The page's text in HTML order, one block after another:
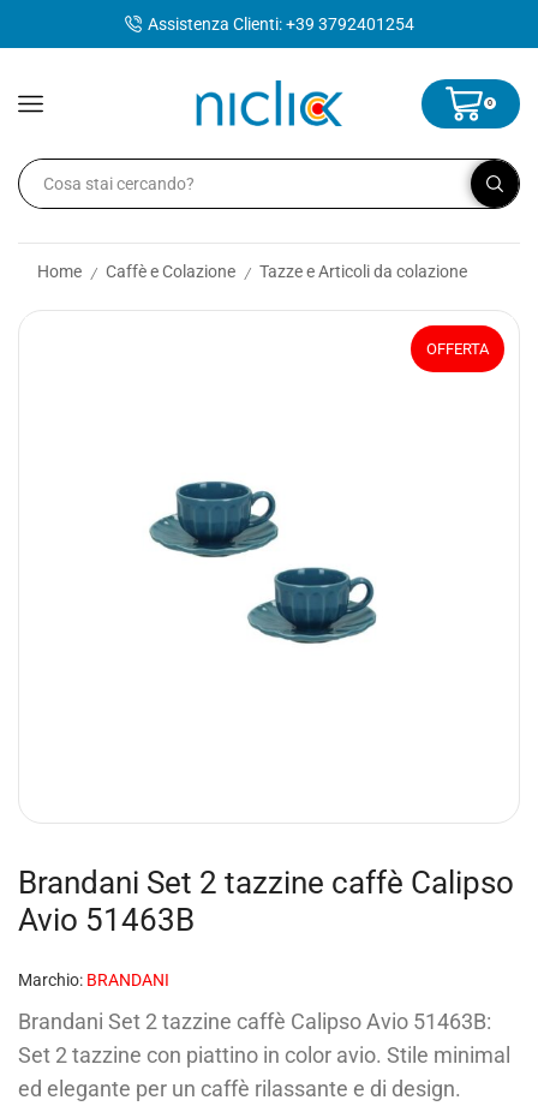
Assistenza Clienti: +39 3792401254
0
Home / Caffè e Colazione / Tazze e Articoli da colazione
OFFERTA
Brandani Set 2 tazzine caffè Calipso
Avio 51463B
Marchio: BRANDANI
Brandani Set 2 tazzine caffè Calipso Avio 51463B:
Set 2 tazzine con piattino in color avio. Stile minimal
ed elegante per un caffè rilassante e di design.